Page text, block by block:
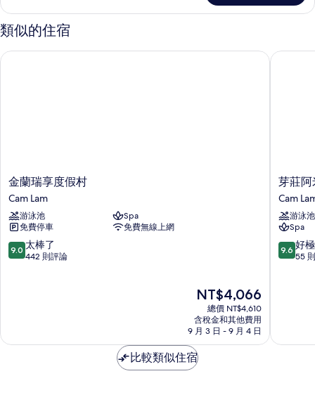
的
詳
情
類似的住宿
金
蘭
瑞
享
度
假
村
金蘭瑞享度假村
Cam Lam
游泳池
Spa
免費停車
免費無線上網
9.0
分，
了，
9.0 太棒了
442 則評論
現
價
格
為
NT$4,066
NT$4,066
總價 NT$4,610
含稅金和其他費用
9 月 3 日 - 9 月 4 日
金蘭瑞享度假村
芽
莊
阿
米
亞
娜
度
芽莊阿
Cam
游泳池
Spa
9.6
分，
了，
9.6 好
55
芽莊阿
比較類似住宿